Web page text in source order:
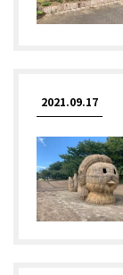
2021.09.17